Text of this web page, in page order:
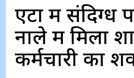
एटा में संदिग्ध
नाले में मिला
कर्मचारी का